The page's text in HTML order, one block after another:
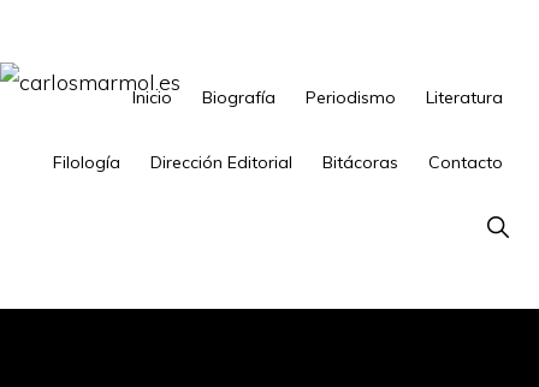
a
al
contenido
'indie'
Inicio Biografía Periodismo Literatura
Filología Dirección Editorial Bitácoras Contacto
Show